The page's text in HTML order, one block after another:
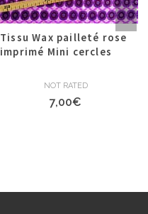
Tissu Wax pailleté rose
imprimé Mini cercles
NOT RATED
7,00€